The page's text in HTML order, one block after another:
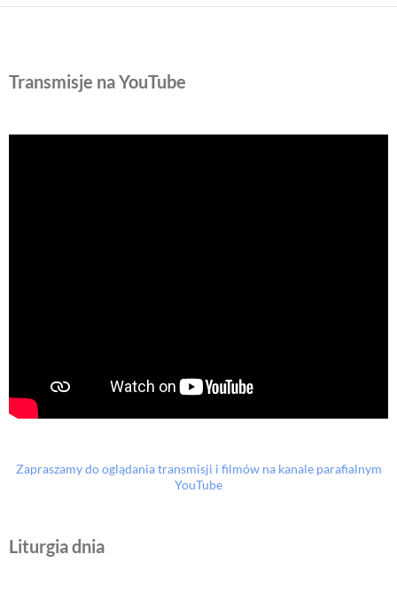
Transmisje na YouTube
Zapraszamy do oglądania transmisji i filmów na kanale parafialnym
YouTube
Liturgia dnia